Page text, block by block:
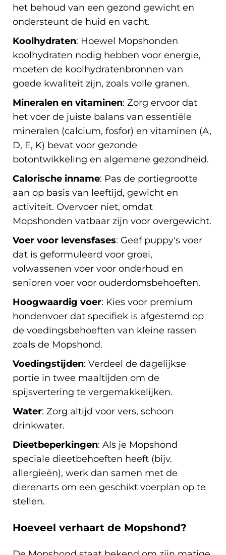
het behoud van een gezond gewicht en
ondersteunt de huid en vacht.
Koolhydraten: Hoewel Mopshonden
koolhydraten nodig hebben voor energie,
moeten de koolhydratenbronnen van
goede kwaliteit zijn, zoals volle granen.
Mineralen en vitaminen: Zorg ervoor dat
het voer de juiste balans van essentiële
mineralen (calcium, fosfor) en vitaminen (A,
D, E, K) bevat voor gezonde
botontwikkeling en algemene gezondheid.
Calorische inname: Pas de portiegrootte
aan op basis van leeftijd, gewicht en
activiteit. Overvoer niet, omdat
Mopshonden vatbaar zijn voor overgewicht.
Voer voor levensfases: Geef puppy's voer
dat is geformuleerd voor groei,
volwassenen voer voor onderhoud en
senioren voer voor ouderdomsbehoeften.
Hoogwaardig voer: Kies voor premium
hondenvoer dat specifiek is afgestemd op
de voedingsbehoeften van kleine rassen
zoals de Mopshond.
Voedingstijden: Verdeel de dagelijkse
portie in twee maaltijden om de
spijsvertering te vergemakkelijken.
Water: Zorg altijd voor vers, schoon
drinkwater.
Dieetbeperkingen: Als je Mopshond
speciale dieetbehoeften heeft (bijv.
allergieën), werk dan samen met de
dierenarts om een geschikt voerplan op te
stellen.
Hoeveel verhaart de Mopshond?